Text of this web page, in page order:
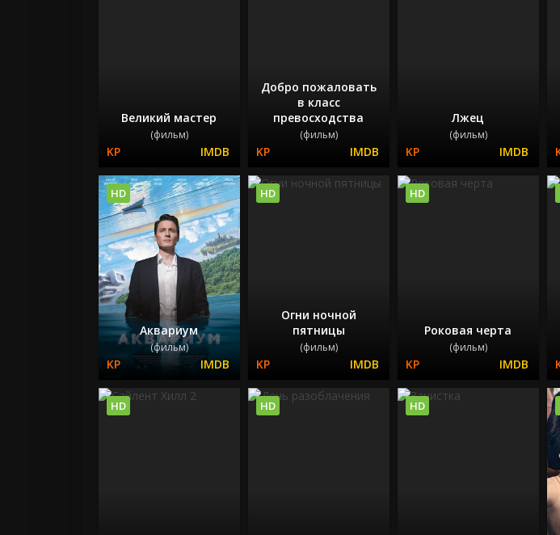
Великий мастер
(фильм)
Добро пожаловать
в класс
превосходства
(фильм)
Лжец
(фильм)
Аквариум
(фильм)
HD
Огни ночной
пятницы
(фильм)
HD
Роковая черта
(фильм)
HD
HD HD HD